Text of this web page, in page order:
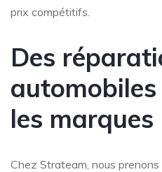
prix compétitifs.
Des
les marques
Chez Strateam, nous